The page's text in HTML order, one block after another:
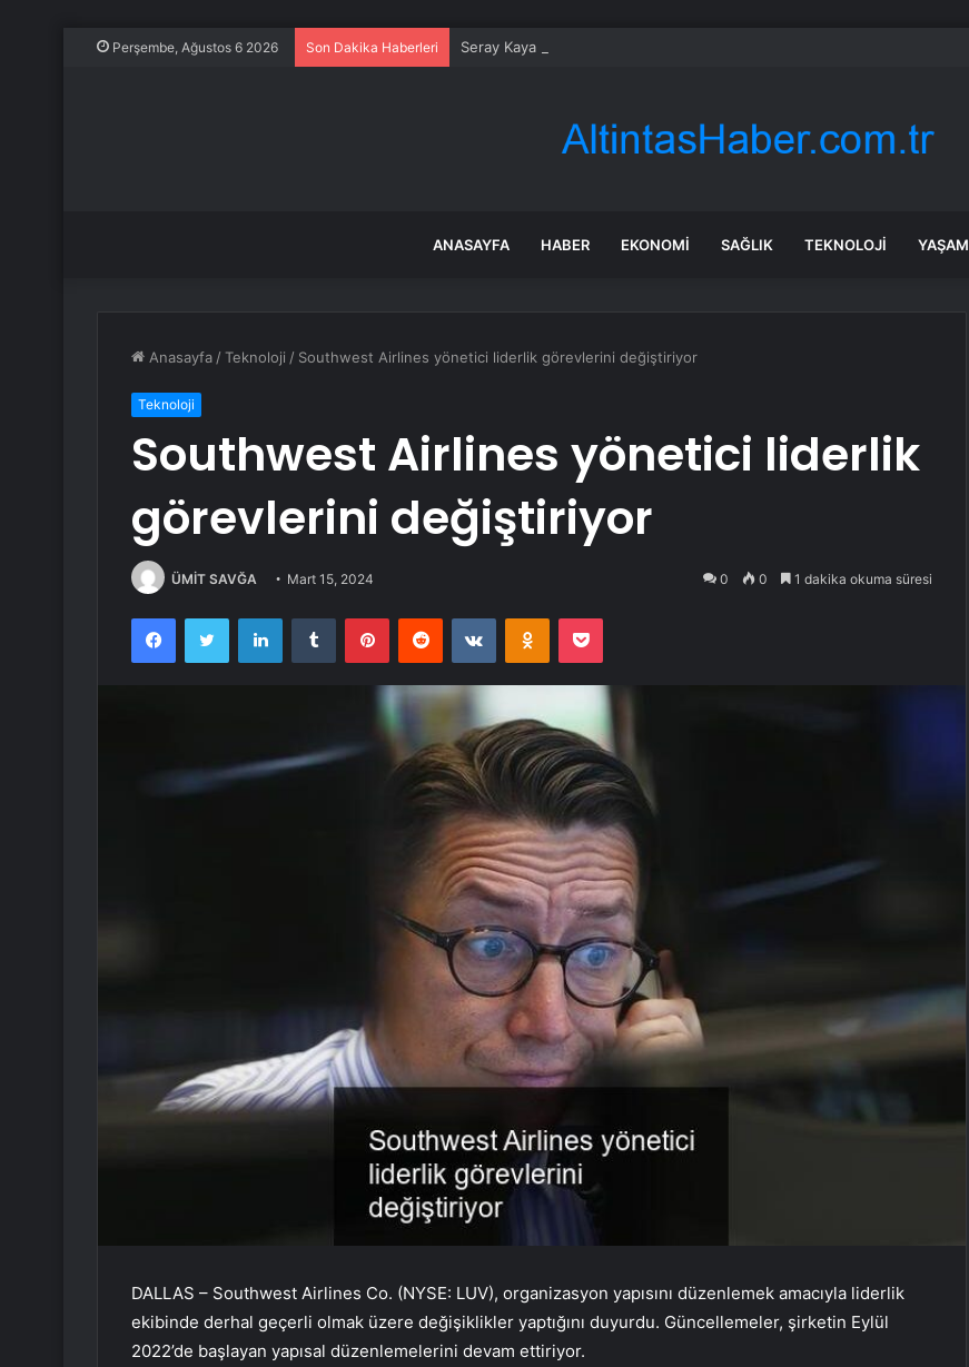
Perşembe, Ağustos 6 2026 Son Dakika Haberleri Seray Kaya ihanet iddialarını reddetti: Sahra Işık’tan olay gönderme geldi
ANASAYFA HABER EKONOMI SAĞLIK TEKNOLOJI YAŞAM
Anasayfa /Teknoloji / Southwest Airlines yönetici liderlik görevlerini değiştiriyor
Teknoloji
Southwest Airlines yönetici liderlik
görevlerini değiştiriyor
ÜMİT SAVĞA Mart 15, 2024 0 0 1 dakika okuma süresi
FacebookTwitter LinkedInTumblr PinterestReddit VKontakteOdnoklassniki
Pocket
DALLAS – Southwest Airlines Co. (NYSE: LUV), organizasyon yapısını düzenlemek amacıyla liderlik
ekibinde derhal geçerli olmak üzere değişiklikler yaptığını duyurdu. Güncellemeler, şirketin Eylül
2022’de başlayan yapısal düzenlemelerini devam ettiriyor.